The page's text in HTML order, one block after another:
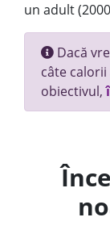
un adult
Dacă
câte
obiectivul,